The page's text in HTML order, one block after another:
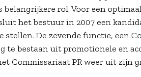
belangrijkere rol. Voor een
het bestuur in 2007 een
stellen. De zevende functie, een
te bestaan uit promotionele en
Commissariaat PR weer uit zijn